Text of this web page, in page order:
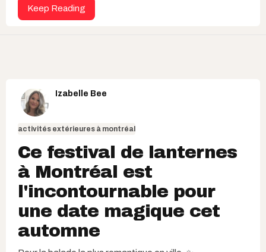
Keep Reading
Izabelle Bee
activités extérieures à montréal
Ce festival de lanternes
à Montréal est
l'incontournable pour
une date magique cet
automne